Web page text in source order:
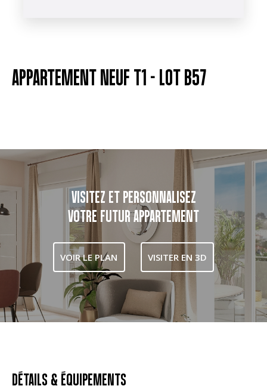
APPARTEMENT NEUF T1 - LOT B57
VISITEZ ET PERSONNALISEZ
VOTRE FUTUR APPARTEMENT
VOIR LE PLAN VISITER EN 3D
DÉTAILS & ÉQUIPEMENTS